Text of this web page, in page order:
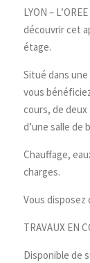
LYON –
découvrir cet
étage.
Situé dans
vous
cours, de deux
d’une salle de
Chauffage,
charges.
Vous disposez
TRAVAUX EN
Disponible de